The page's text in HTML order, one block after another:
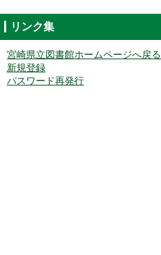
リンク集
宮崎県立図書館ホームページへ戻る
新規登録
パスワード再発行